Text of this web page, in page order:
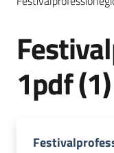
Atti
Bandi
Piani
Progetti
1pdf (1)